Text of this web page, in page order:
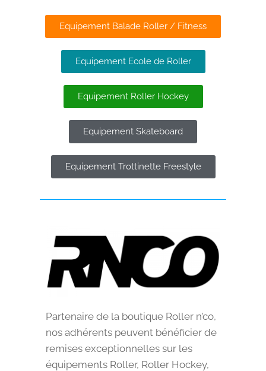
Equipement Balade Roller / Fitness
Equipement Ecole de Roller
Equipement Roller Hockey
Equipement Skateboard
Equipement Trottinette Freestyle
Partenaire de la boutique Roller n’co,
nos adhérents peuvent bénéficier de
remises exceptionnelles sur les
équipements Roller, Roller Hockey,